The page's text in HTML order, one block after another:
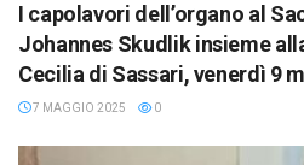
I capolavori dell’organo al
Johannes Skudlik insieme
Cecilia di Sassari, venerdì 9
7 MAGGIO 2025 0